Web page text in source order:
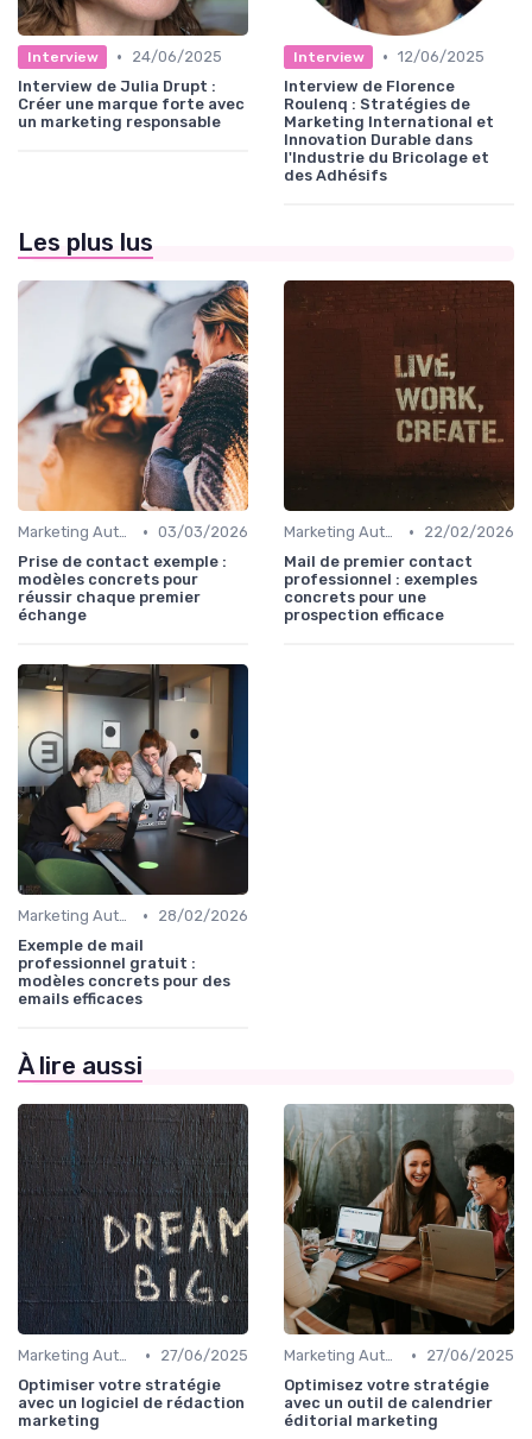
Interview •
24/06/2025
Interview de Julia Drupt :
Créer une marque forte avec
un marketing responsable
Interview • 12/06/2025
Interview de Florence
Roulenq : Stratégies de
Marketing International et
Innovation Durable dans
l'Industrie du Bricolage et
des Adhésifs
Les plus lus
Marketing Automation & CRM • 03/03/2026
Prise de contact exemple :
modèles concrets pour
réussir chaque premier
échange
Marketing Automation & CRM •
22/02/2026
Mail de premier contact
professionnel : exemples
concrets pour une
prospection efficace
Marketing Automation & CRM •
28/02/2026
Exemple de mail
professionnel gratuit :
modèles concrets pour des
emails efficaces
À lire aussi
Marketing Automation & CRM •
27/06/2025
Optimiser votre stratégie
avec un logiciel de rédaction
marketing
Marketing Automation & CRM •
27/06/2025
Optimisez votre stratégie
avec un outil de calendrier
éditorial marketing